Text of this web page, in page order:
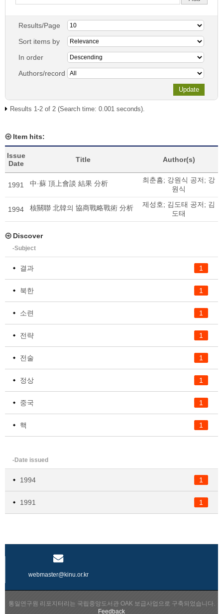
Results/Page
Sort items by
In order
Authors/record
Results 1-2 of 2 (Search time: 0.001 seconds).
Item hits:
Issue
Date
Title Author(s)
1991 中·蘇 頂上會談 結果 分析 최춘흠; 강원식 공저; 강
원식
1994 核關聯 北韓의 協商戰略戰術 分析 제성호; 김도태 공저; 김
도태
Discover
-Subject
1
결과
1
북한
1
소련
1
전략
1
전술
1
정상
1
중국
1
핵
-Date issued
1
1994
1
1991
webmaster@kinu.or.kr
통일연구원 리포지터리는 국립중앙도서관 OAK 보급사업으로 구축되었습니다.
Feedback